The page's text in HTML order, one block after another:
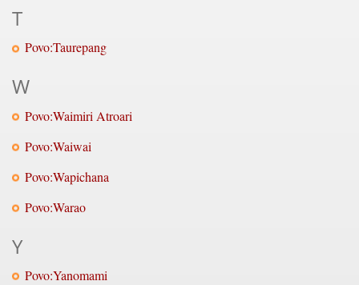
T
Povo:Taurepang
W
Povo:Waimiri Atroari
Povo:Waiwai
Povo:Wapichana
Povo:Warao
Y
Povo:Yanomami